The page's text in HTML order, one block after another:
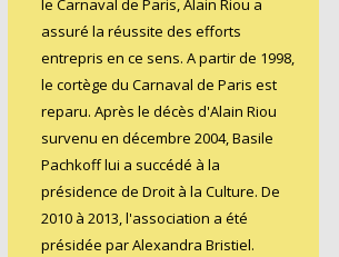
le Carnaval de Paris, Alain Riou a
assuré la réussite des efforts
entrepris en ce sens. A partir de 1998,
le cortège du Carnaval de Paris est
reparu. Après le décès d'Alain Riou
survenu en décembre 2004, Basile
Pachkoff lui a succédé à la
présidence de Droit à la Culture. De
2010 à 2013, l'association a été
présidée par Alexandra Bristiel.